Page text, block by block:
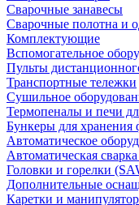
Сварочные занавесы
Сварочные полотна и
Комплектующие
Вспомогательное
Пульты
Транспортные тележки
Сушильное
Термопеналы и печи
Бункеры для хранения
Автоматическое
Автоматическая
Головки и горелки
Дополнительные
Каретки и